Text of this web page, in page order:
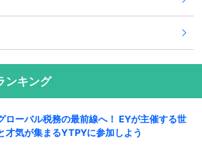
ンキング
ローバル税務の最前線へ！ EYが主催する世
才気が集まるYTPYに参加しよう